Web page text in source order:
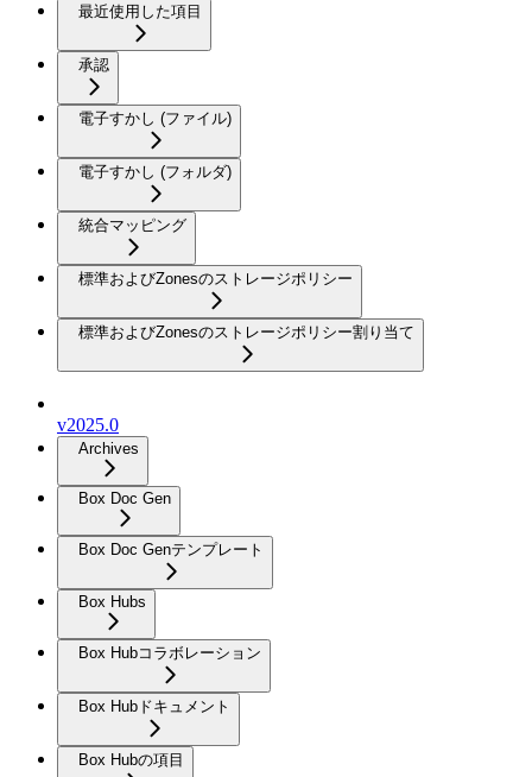
最近使用した項目
承認
電子すかし (ファイル)
電子すかし (フォルダ)
統合マッピング
標準およびZonesのストレージポリシー
標準およびZonesのストレージポリシー割り当て
v2025.0
Archives
Box Doc Gen
Box Doc Genテンプレート
Box Hubs
Box Hubコラボレーション
Box Hubドキュメント
Box Hubの項目